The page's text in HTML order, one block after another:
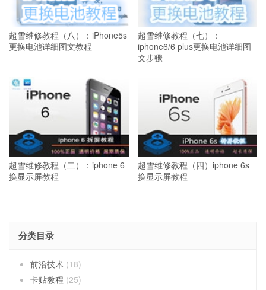
超雪维修教程（八）：iPhone5s
更换电池详细图文教程
超雪维修教程（七）：
iphone6/6 plus更换电池详细图
文步骤
超雪维修教程（二）：iphone 6
换显示屏教程
超雪维修教程（四）iphone 6s
换显示屏教程
分类目录
前沿技术 (18)
卡贴教程 (25)